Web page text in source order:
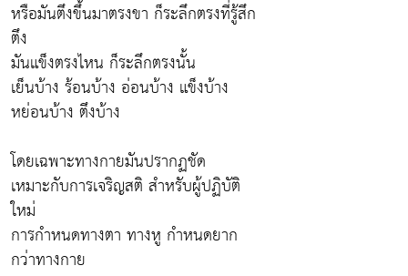
หรือมันตึงขึ้นมาตรงขา ก็ระลึกตรงที่รู้สึก
ตึง
มันแข็งตรงไหน ก็ระลึกตรงนั้น
เย็นบ้าง ร้อนบ้าง อ่อนบ้าง แข็งบ้าง
หย่อนบ้าง ตึงบ้าง
โดยเฉพาะทางกายมันปรากฏชัด
เหมาะกับการเจริญสติ สำหรับผู้ปฏิบัติ
ใหม่
การกำหนดทางตา ทางหู กำหนดยาก
กว่าทางกาย